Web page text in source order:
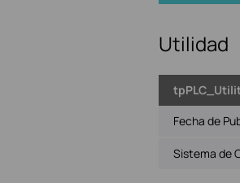
Utilidad
Fecha de
Sistema de